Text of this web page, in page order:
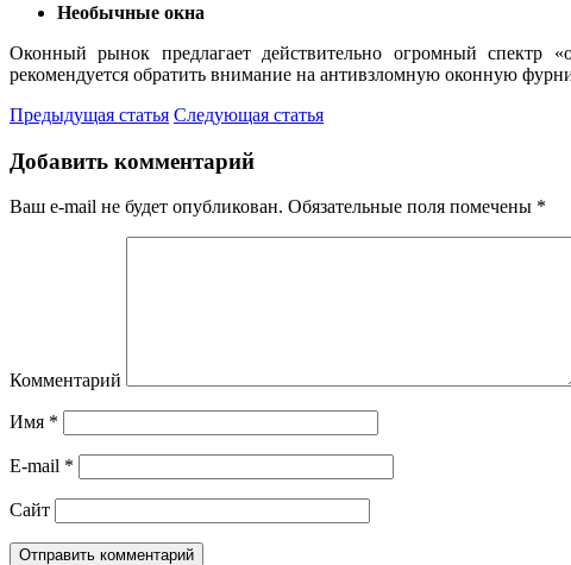
Необычные окна
Оконный рынок предлагает действительно огромный спектр
рекомендуется обратить внимание на антивзломную оконную
Предыдущая статья Следующая статья
Добавить комментарий
Ваш e-mail не будет опубликован. Обязательные поля помечены *
Комментарий
Имя *
E-mail *
Сайт